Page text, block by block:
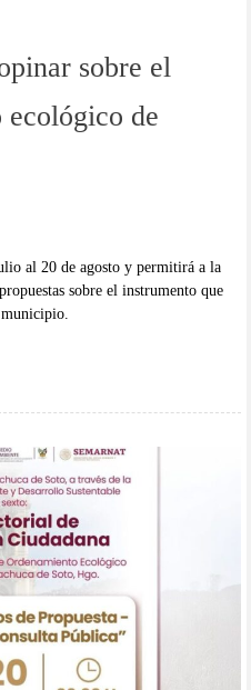
sobre el
ecológico de
al 20 de agosto y permitirá a la
sobre el instrumento que